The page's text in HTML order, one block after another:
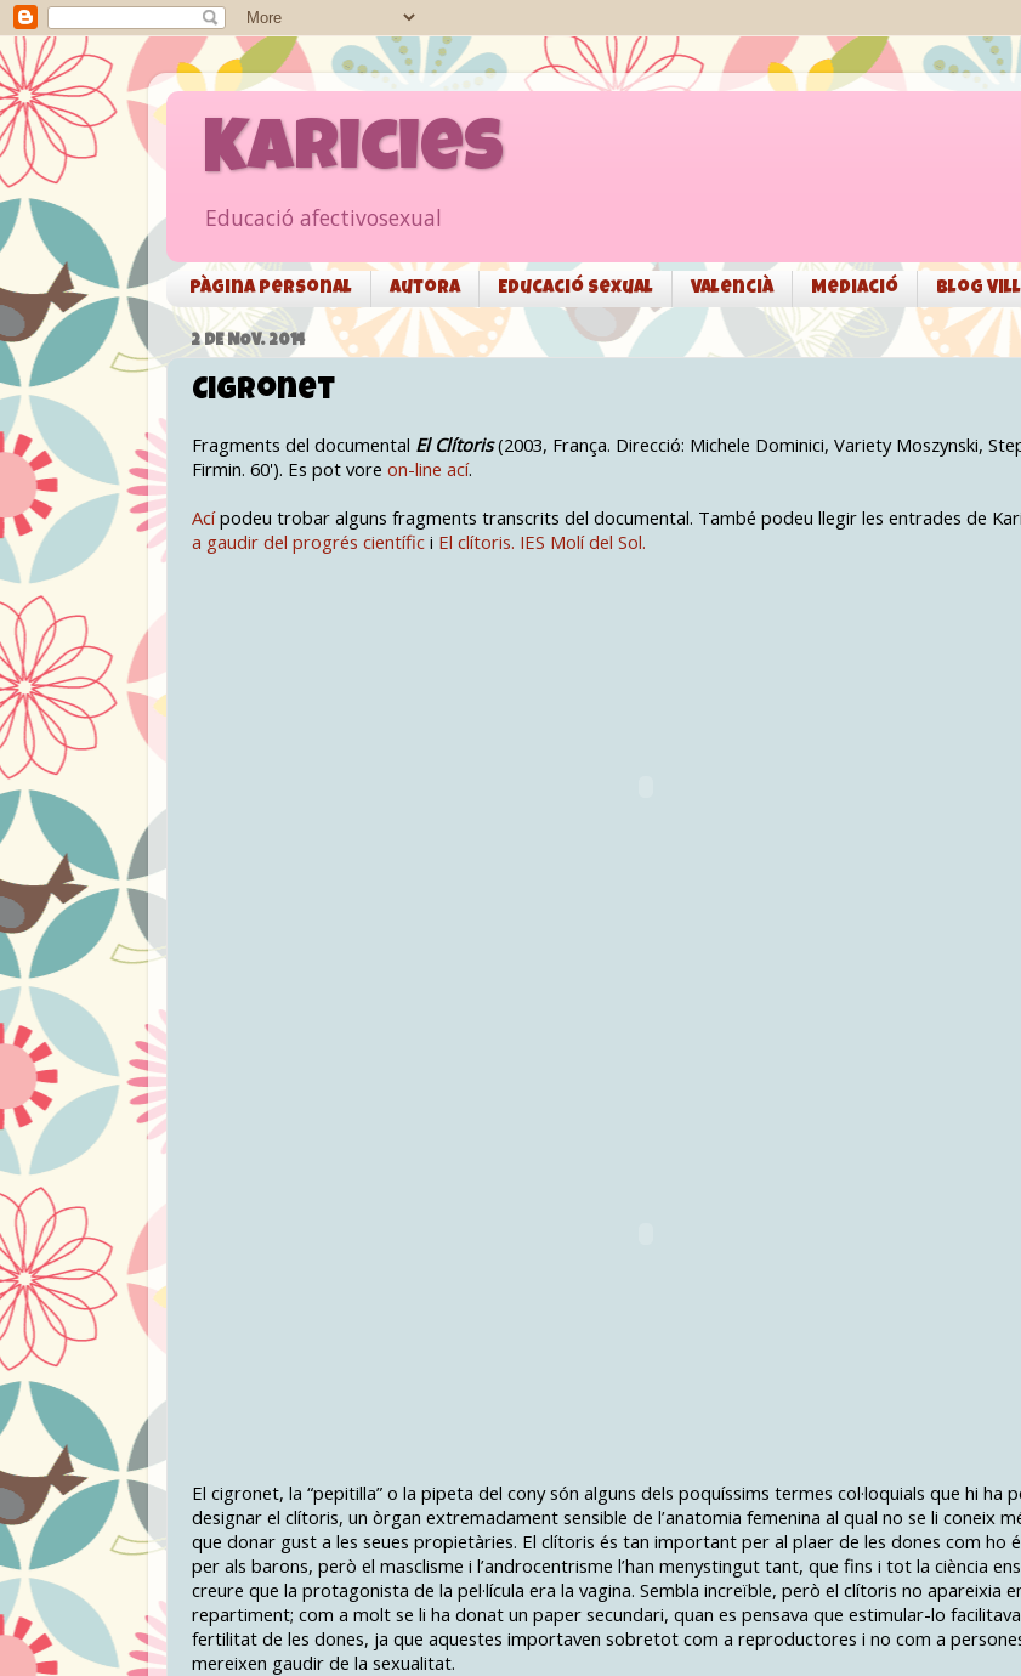
Karicies
Educació afectivosexual
Pàgina personal Autora Educació sexual Valencià Mediació Blog
2 DE NOV. 2014
Cigronet
Fragments del documental El Clítoris(2003, França. Direcció: Michele Dominici, Variety Moszynski,
Firmin. 60'). Es pot vore on-line ací.
Acípodeu trobar alguns fragments transcrits del documental. També podeu llegir les entrades de
a gaudir del progrés científic i El clítoris. IES Molí del Sol.
El cigronet, la “pepitilla” o la pipeta del cony són alguns dels poquíssims termes col·loquials que hi ha
designar el clítoris, un òrgan extremadament sensible de l’anatomia femenina al qual no se li coneix
que donar gust a les seues propietàries. El clítoris és tan important per al plaer de les dones com ho
per als barons, però el masclisme i l’androcentrisme l’han menystingut tant, que fins i tot la ciència
creure que la protagonista de la pel·lícula era la vagina. Sembla increïble, però el clítoris no apareixia
repartiment; com a molt se li ha donat un paper secundari, quan es pensava que estimular-lo
fertilitat de les dones, ja que aquestes importaven sobretot com a reproductores i no com a
mereixen gaudir de la sexualitat.